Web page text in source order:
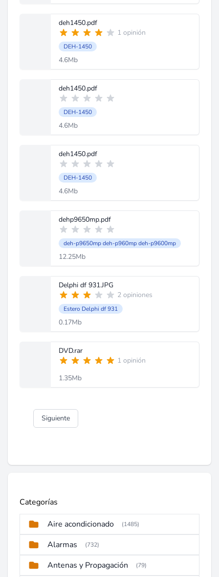
deh1450.pdf
1 opinión
DEH-1450
4.6Mb
deh1450.pdf
DEH-1450
4.6Mb
deh1450.pdf
DEH-1450
4.6Mb
dehp9650mp.pdf
deh-p9650mp deh-p960mp deh-p9600mp
12.25Mb
Delphi df 931.JPG
2 opiniones
Estero Delphi df 931
0.17Mb
DVD.rar
1 opinión
1.35Mb
Siguiente
Categorías
Aire acondicionado (1485)
Alarmas (732)
Antenas y Propagación (79)